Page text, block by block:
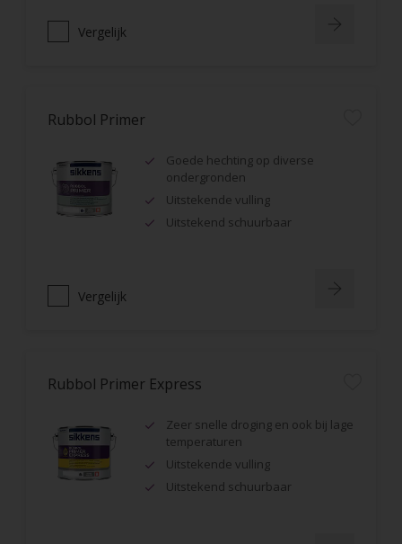
Vergelijk
Rubbol Primer
Goede hechting op diverse
ondergronden
Uitstekende vulling
Uitstekend schuurbaar
Vergelijk
Rubbol Primer Express
Zeer snelle droging en ook bij lage
temperaturen
Uitstekende vulling
Uitstekend schuurbaar